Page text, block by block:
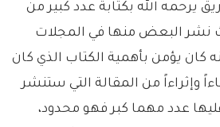
يرحمه الله بكتابة عدد كبير من
نشر البعض منها في المجلات
كان يؤمن بأهمية الكتاب الذي كان
وإثراءاً من المقالة التي ستنشر
عدد مهما كبر فهو محدود،